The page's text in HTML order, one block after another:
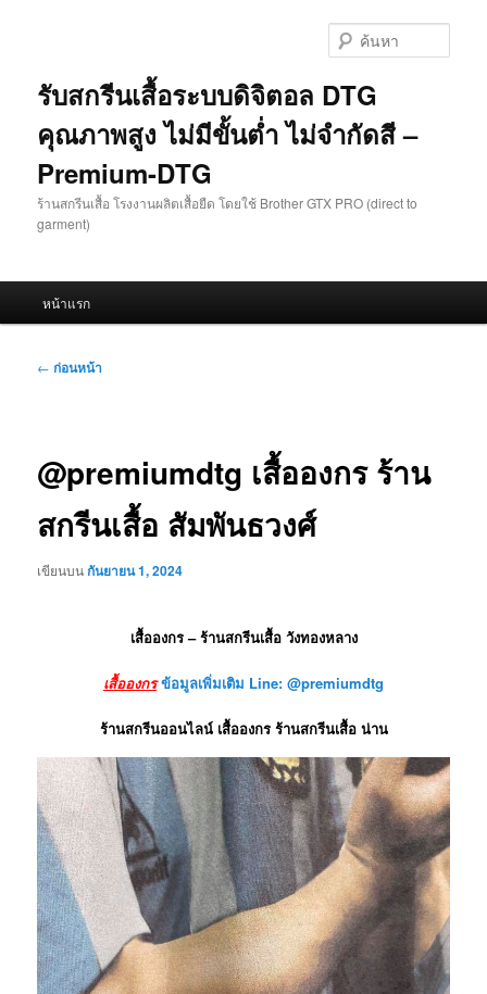
รับสกรีนเสื้อระบบดิจิตอล DTG
คุณภาพสูง ไม่มีขั้นต่ำ ไม่จำกัดสี –
Premium-DTG
ร้านสกรีนเสื้อ โรงงานผลิตเสื้อยืด โดยใช้ Brother GTX PRO (direct to
garment)
หน้าแรก
เมนู
← ก่อนหน้า
@premiumdtg เสื้อองกร ร้าน
สกรีนเสื้อ สัมพันธวงศ์
เขียนบนกันยายน 1, 2024
เสื้อองกร – ร้านสกรีนเสื้อ วังทองหลาง
เสื้อองกร ข้อมูลเพิ่มเติม Line: @premiumdtg
ร้านสกรีนออนไลน์ เสื้อองกร ร้านสกรีนเสื้อ น่าน